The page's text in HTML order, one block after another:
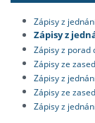
Zápisy z
Zápisy z
Zápisy z porad
Zápisy ze
Zápisy z
Zápisy ze
Zápisy z